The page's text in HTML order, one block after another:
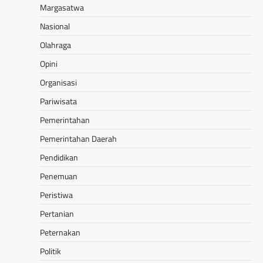
Margasatwa
Nasional
Olahraga
Opini
Organisasi
Pariwisata
Pemerintahan
Pemerintahan Daerah
Pendidikan
Penemuan
Peristiwa
Pertanian
Peternakan
Politik